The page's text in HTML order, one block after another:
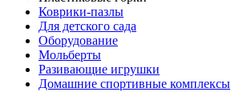
Коврики-пазлы
Для детского сада
Оборудование
Мольберты
Разивающие игрушки
Домашние спортивные комплексы